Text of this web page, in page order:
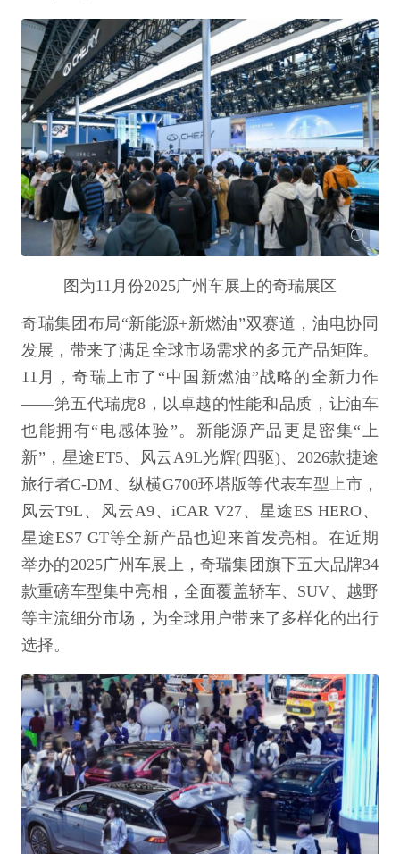
图为11月份2025广州车展上的奇瑞展区
奇瑞集团布局“新能源+新燃油”双赛道，油电协同
发展，带来了满足全球市场需求的多元产品矩阵。
11月，奇瑞上市了“中国新燃油”战略的全新力作
——第五代瑞虎8，以卓越的性能和品质，让油车
也能拥有“电感体验”。新能源产品更是密集“上
新”，星途ET5、风云A9L光辉(四驱)、2026款捷途
旅行者C-DM、纵横G700环塔版等代表车型上市，
风云T9L、风云A9、iCAR V27、星途ES HERO、
星途ES7 GT等全新产品也迎来首发亮相。在近期
举办的2025广州车展上，奇瑞集团旗下五大品牌34
款重磅车型集中亮相，全面覆盖轿车、SUV、越野
等主流细分市场，为全球用户带来了多样化的出行
选择。